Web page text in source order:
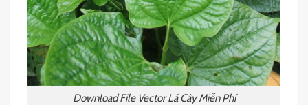
Download File Vector Lá Cây Miễn Phí